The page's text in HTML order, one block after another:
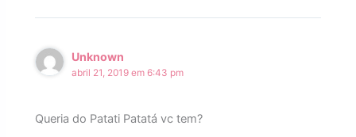
Unknown
abril 21, 2019 em 6:43 pm
Queria do Patati Patatá vc tem?